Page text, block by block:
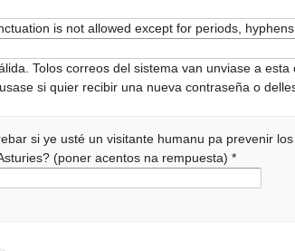
is not allowed except for periods,
Tolos correos del sistema van unviase a
si quier recibir una nueva contraseña o
si ye usté un visitante humanu pa prevenir
(poner acentos na rempuesta)*